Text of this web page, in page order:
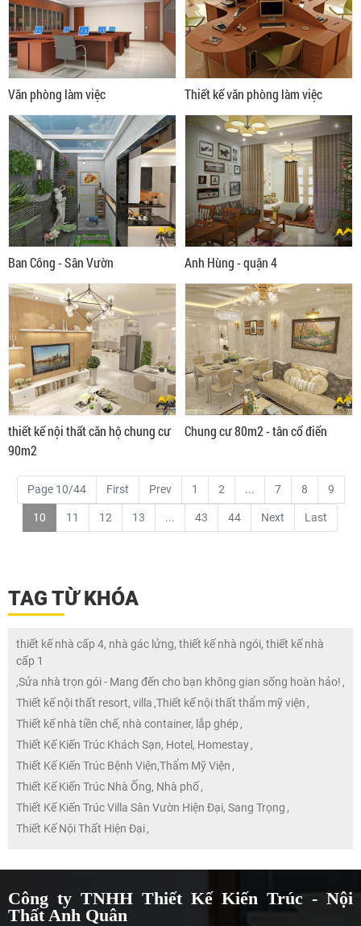
Văn phòng làm việc Thiết kế văn phòng làm việc
Ban Công - Sân Vườn Anh Hùng - quận 4
thiết kế nội thất căn hộ chung cư
90m2
Chung cư 80m2 - tân cổ điển
Page 10/44 First Prev 1 2 ... 7 8 9
10 11 12 13 ... 43 44 Next Last
TAG TỪ KHÓA
thiết kế nhà cấp 4, nhà gác lửng, thiết kế nhà ngói, thiết kế nhà
cấp 1
,Sửa nhà trọn gói - Mang đến cho bạn không gian sống hoàn hảo! ,
Thiết kế nội thất resort, villa ,Thiết kế nội thất thẩm mỹ viện ,
Thiết kế nhà tiền chế, nhà container, lắp ghép ,
Thiết Kế Kiến Trúc Khách Sạn, Hotel, Homestay,
Thiết Kế Kiến Trúc Bệnh Viện,Thẩm Mỹ Viện ,
Thiết Kế Kiến Trúc Nhà Ống, Nhà phố,
Thiết Kế Kiến Trúc Villa Sân Vườn Hiện Đại, Sang Trọng ,
Thiết Kế Nội Thất Hiện Đại,
Công ty TNHH Thiết Kế Kiến Trúc - Nội
Thất Anh Quân